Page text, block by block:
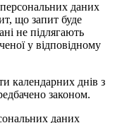
даних
що запит буде
не підлягають
у відповідному
календарних днів з
законом.
даних